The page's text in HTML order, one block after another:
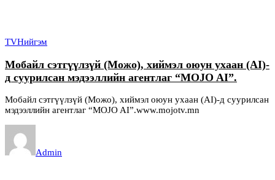
TVНийгэм
Мобайл сэтгүүлзүй (Можо), хиймэл оюун ухаан (AI)-
д суурилсан мэдээллийн агентлаг “MOJO AI”.
Мобайл сэтгүүлзүй (Можо), хиймэл оюун ухаан (AI)-д суурилсан
мэдээллийн агентлаг “MOJO AI”.www.mojotv.mn
Admin